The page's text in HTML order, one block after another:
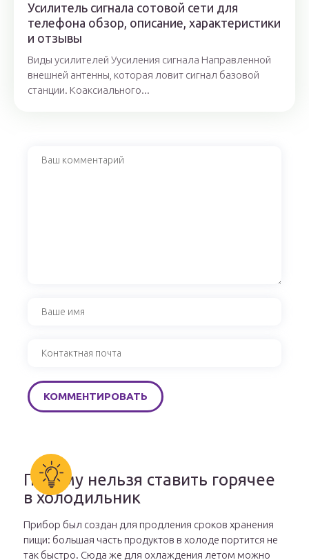
Усилитель сигнала сотовой сети для
телефона обзор, описание, характеристики
и отзывы
Виды усилителей Уусиления сигнала Направленной
внешней антенны, которая ловит сигнал базовой
станции. Коаксиального...
Почему нельзя ставить горячее
в холодильник
Прибор был создан для продления сроков хранения
пищи: большая часть продуктов в холоде портится не
так быстро. Сюда же для охлаждения летом можно